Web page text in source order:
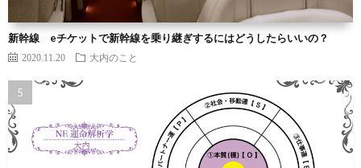
新幹線 eチケットで新幹線を乗り継ぎするにはどうしたらいいの？
2020.11.20 大内のこと